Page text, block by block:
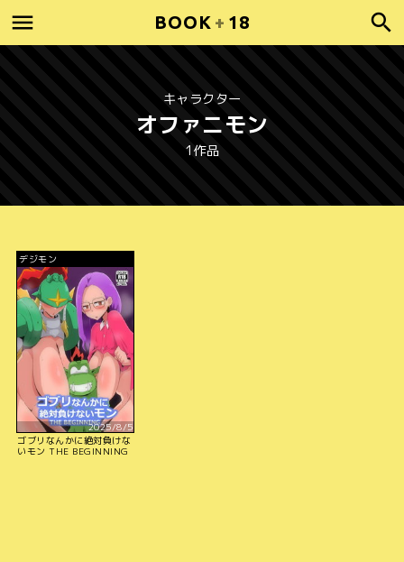
BOOK + 18
キャラクター
オファニモン
1作品
デジモン
2025/8/5
ゴブリなんかに絶対負けな
いモン THE BEGINNING